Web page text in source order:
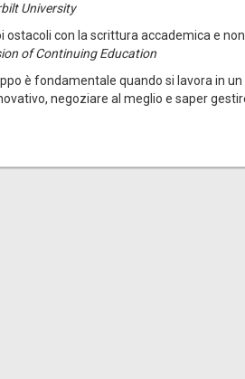
University
con la scrittura accademica e
of Continuing Education
è fondamentale quando si lavora in un
negoziare al meglio e saper